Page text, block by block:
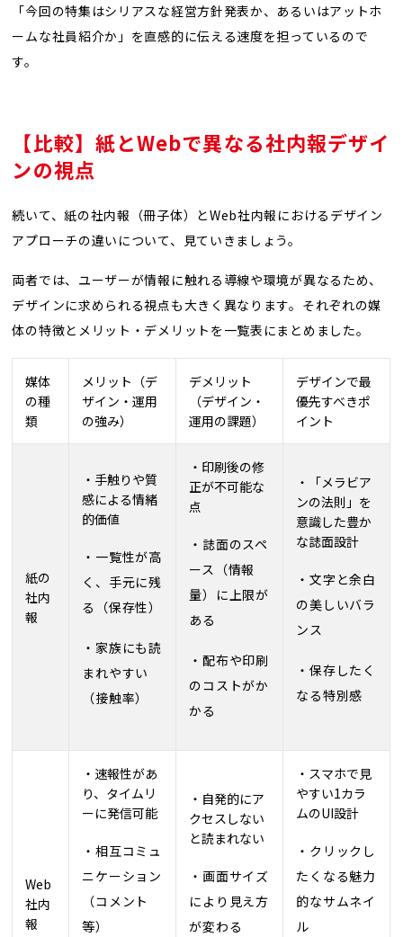
「今回の特集はシリアスな経営方針発表か、あるいはアットホ
ームな社員紹介か」を直感的に伝える速度を担っているので
す。
【比較】紙とWebで異なる社内報デザイ
ンの視点
続いて、紙の社内報（冊子体）とWeb社内報におけるデザイン
アプローチの違いについて、見ていきましょう。
両者では、ユーザーが情報に触れる導線や環境が異なるため、
デザインに求められる視点も大きく異なります。それぞれの媒
体の特徴とメリット・デメリットを一覧表にまとめました。
媒体
の種
類
メリット（デ
ザイン・運用
の強み）
デメリット
（デザイン・
運用の課題）
デザインで最
優先すべきポ
イント
紙の
社内
報
・手触りや質
感による情緒
的価値
・一覧性が高
く、手元に残
る（保存性）
・家族にも読
まれやすい
（接触率）
・印刷後の修
正が不可能な
点
・誌面のスペ
ース（情報
量）に上限が
ある
・配布や印刷
のコストがか
かる
・「メラビア
ンの法則」を
意識した豊か
な誌面設計
・文字と余白
の美しいバラ
ンス
・保存したく
なる特別感
Web
社内
報
・速報性があ
り、タイムリ
ーに発信可能
・相互コミュ
ニケーション
（コメント
等）
・自発的にア
クセスしない
と読まれない
・画面サイズ
により見え方
が変わる
・スマホで見
やすい1カラ
ムのUI設計
・クリックし
たくなる魅力
的なサムネイ
ル